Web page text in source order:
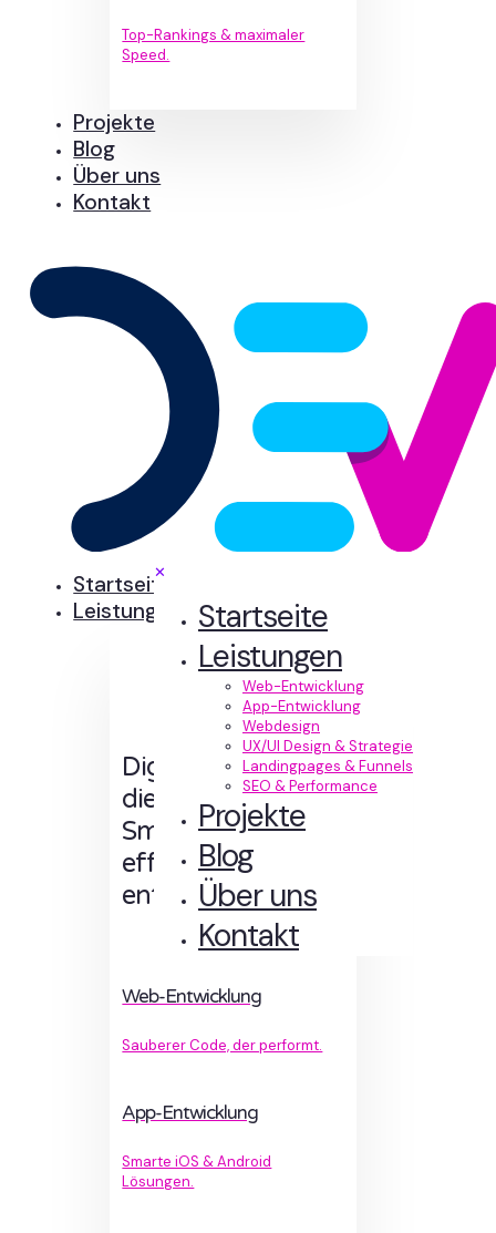
Top-Rankings & maximaler
Speed.
Projekte
Blog
Über uns
Kontakt
✕
Startseite
Leistungen
Web-Entwicklung
App-Entwicklung
Webdesign
UX/UI Design & Strategie
Landingpages & Funnels
SEO & Performance
Projekte
Blog
Über uns
Kontakt
Startseite
Leistungen
Digitale Erlebnisse,
die Sinn machen.
Smart designt und
effizient
entwickelt.
Web-Entwicklung
Sauberer Code, der performt.
App-Entwicklung
Smarte iOS & Android
Lösungen.